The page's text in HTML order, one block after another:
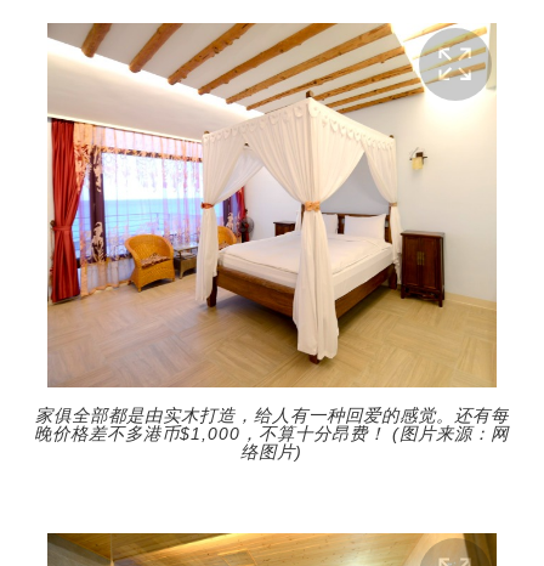
家俱全部都是由实木打造，给人有一种回爱的感觉。还有每
晚价格差不多港币$1,000，不算十分昂费！ (图片来源：网
络图片)